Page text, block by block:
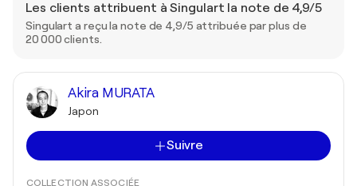
Les clients attribuent à Singulart la note de 4,9/5
Singulart a reçu la note de 4,9/5 attribuée par plus de
20 000 clients.
Akira MURATA
Japon
Suivre
COLLECTION ASSOCIÉE